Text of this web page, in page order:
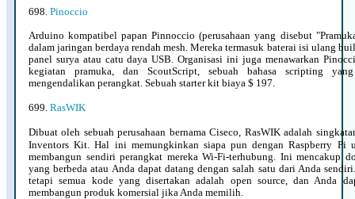
698. Pinoccio
Arduino kompatibel papan Pinnoccio (perusahaan yang disebut
dalam jaringan berdaya rendah mesh. Mereka termasuk baterai isi ulang
panel surya atau catu daya USB. Organisasi ini juga menawarkan
kegiatan pramuka, dan ScoutScript, sebuah bahasa scripting
mengendalikan perangkat. Sebuah starter kit biaya $ 197.
699. RasWIK
Dibuat oleh sebuah perusahaan bernama Ciseco, RasWIK adalah
Inventors Kit. Hal ini memungkinkan siapa pun dengan Raspberry Pi
membangun sendiri perangkat mereka Wi-Fi-terhubung. Ini mencakup
yang berbeda atau Anda dapat datang dengan salah satu dari Anda
tetapi semua kode yang disertakan adalah open source, dan Anda
membangun produk komersial jika Anda memilih.